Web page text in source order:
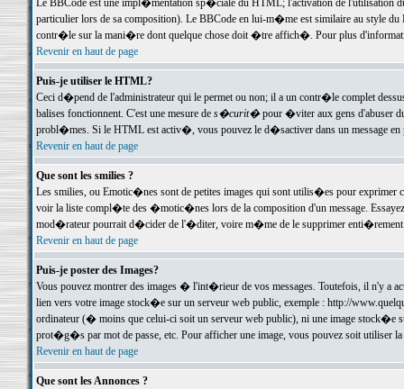
Le BBCode est une impl�mentation sp�ciale du HTML; l'activation de l'utilisation
particulier lors de sa composition). Le BBCode en lui-m�me est similaire au style
contr�le sur la mani�re dont quelque chose doit �tre affich�. Pour plus
Revenir en haut de page
Puis-je utiliser le HTML?
Ceci d�pend de l'administrateur qui le permet ou non; il a un contr�le complet
balises fonctionnent. C'est une mesure de s�curit�pour �viter aux gens d'abuser
probl�mes. Si le HTML est activ�, vous pouvez le d�sactiver dans un message en
Revenir en haut de page
Que sont les smilies ?
Les smilies, ou Emotic�nes sont de petites images qui sont utilis�es pour exprimer
voir la liste compl�te des �motic�nes lors de la composition d'un message.
mod�rateur pourrait d�cider de l'�diter, voire m�me de le supprimer
Revenir en haut de page
Puis-je poster des Images?
Vous pouvez montrer des images � l'int�rieur de vos messages. Toutefois, il n'y a
lien vers votre image stock�e sur un serveur web public, exemple : http://
ordinateur (� moins que celui-ci soit un serveur web public), ni une image stock�e
prot�g�s par mot de passe, etc. Pour afficher une image, vous pouvez soit
Revenir en haut de page
Que sont les Annonces ?